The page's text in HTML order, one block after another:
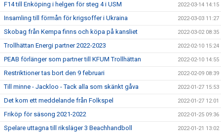
F14 till Enköping i helgen för steg 4 i USM 2022-03-14 14:15
Insamling till förmån för krigsoffer i Ukraina 2022-03-03 11:27
Skobag från Kempa finns och köpa på kansliet 2022-03-02 08:35
Trollhättan Energi partner 2022-2023 2022-02-10 15:24
PEAB förlänger som partner till KFUM Trollhättan 2022-02-10 14:55
Restriktioner tas bort den 9 februari 2022-02-09 08:39
Till minne - Jackloo - Tack alla som skänkt gåva 2022-01-27 15:53
Det kom ett meddelande från Folkspel 2022-01-27 12:01
Friköp för säsong 2021-2022 2022-01-25 09:36
Spelare uttagna till riksläger 3 Beachhandboll 2022-01-21 13:02